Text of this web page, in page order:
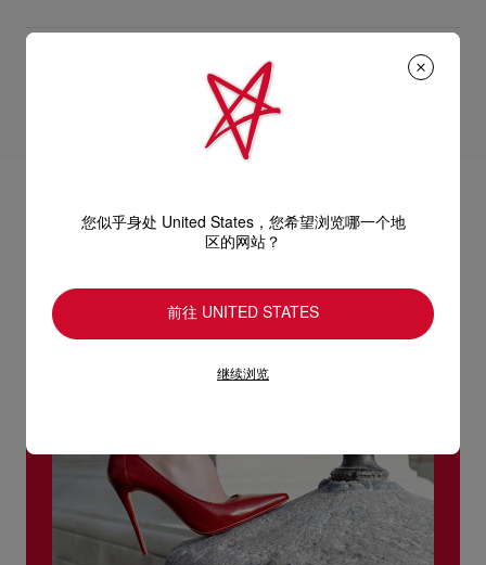
经 DHL Express 送货 - 送货时间：3至 4个工作天
部分地区可能需要额外送货时间。
估计送货时间按照加快处理订单计算。
送货日期起计30天内可以免费退换。
换货视乎产品库存而定，请联系客户服务专员。
浏览退货政策。您似乎身处 United States，您希望浏览哪一个地
区的网站？
前往 UNITED STATES
继续浏览